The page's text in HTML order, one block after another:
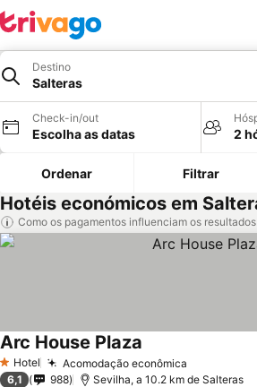
Destino
Salteras
Check-in/out
Escolha as datas 2
Ordenar Filtrar
Hotéis económicos em
Como os pagamentos influenciam os resultados
1 Estrelas
Hotel Acomodação econômica
Arc House Plaza
6,1 988 Sevilha, a 10.2 km de Salteras